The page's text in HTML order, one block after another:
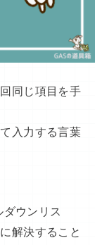
同じ項目を手
入力する言葉
ウンリス
解決すること